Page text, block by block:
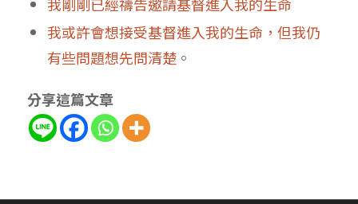
我或許會想接受基督進入我的生命，但我仍
有些問題想先問清楚。
分享這篇文章